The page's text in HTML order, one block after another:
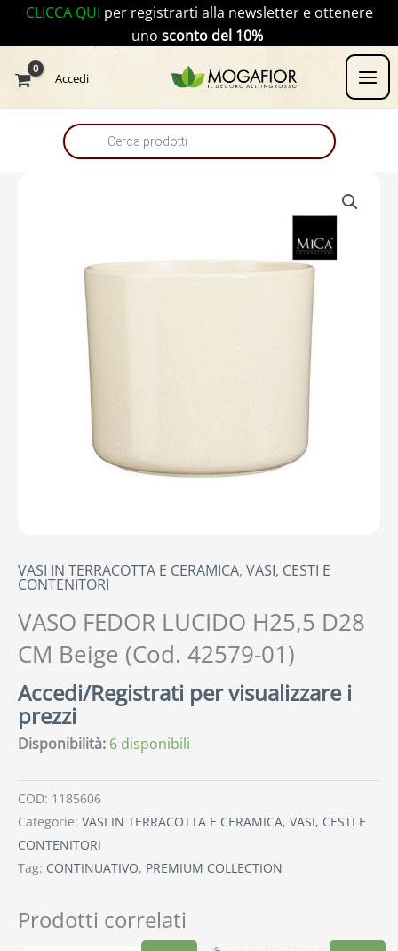
contenuto
CLICCA QUI per registrarti alla newsletter e ottenere
uno sconto del 10%
Accedi
Products
search
VASI IN TERRACOTTA E CERAMICA, VASI, CESTI E
CONTENITORI
VASO FEDOR LUCIDO H25,5 D28
CM Beige (Cod. 42579-01)
Accedi/Registrati per visualizzare i
prezzi
Disponibilità: 6 disponibili
COD: 1185606
Categorie: VASI IN TERRACOTTA E CERAMICA, VASI, CESTI E
CONTENITORI
Tag: CONTINUATIVO, PREMIUM COLLECTION
Prodotti correlati